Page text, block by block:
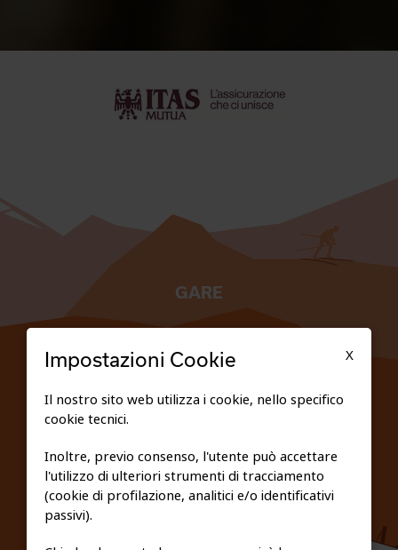
GARE
PRIVACY E COOKIE POLICY
X
Impostazioni Cookie
Il nostro sito web utilizza i cookie, nello specifico
cookie tecnici.
Inoltre, previo consenso, l'utente può accettare
l'utilizzo di ulteriori strumenti di tracciamento
(cookie di profilazione, analitici e/o identificativi
passivi).